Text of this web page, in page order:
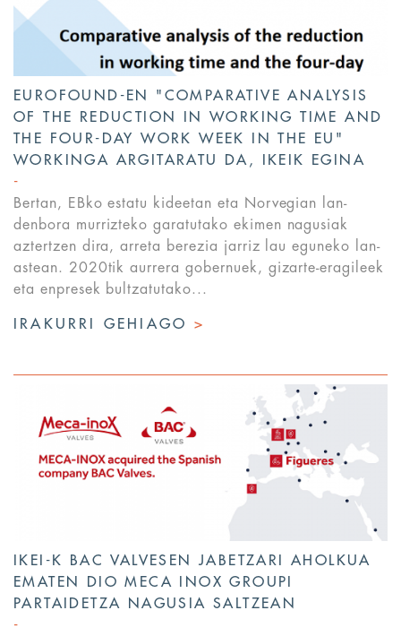
EUROFOUND-EN "COMPARATIVE ANALYSIS
OF THE REDUCTION IN WORKING TIME AND
THE FOUR-DAY WORK WEEK IN THE EU"
WORKINGA ARGITARATU DA, IKEIK EGINA
Bertan, EBko estatu kideetan eta Norvegian lan-
denbora murrizteko garatutako ekimen nagusiak
aztertzen dira, arreta berezia jarriz lau eguneko lan-
astean. 2020tik aurrera gobernuek, gizarte-eragileek
eta enpresek bultzatutako...
IRAKURRI GEHIAGO>
IKEI-K BAC VALVESEN JABETZARI AHOLKUA
EMATEN DIO MECA INOX GROUPI
PARTAIDETZA NAGUSIA SALTZEAN